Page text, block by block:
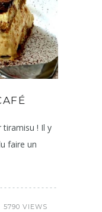
tiramisu ! Il y
faire un
5790 VIEWS